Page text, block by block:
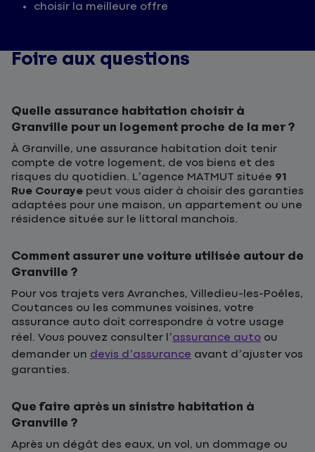
choisir la meilleure offre
Foire aux questions
Quelle assurance habitation choisir à
Granville pour un logement proche de la mer ?
À Granville, une assurance habitation doit tenir
compte de votre logement, de vos biens et des
risques du quotidien. L’agence MATMUT située 91
Rue Couraye peut vous aider à choisir des garanties
adaptées pour une maison, un appartement ou une
résidence située sur le littoral manchois.
Comment assurer une voiture utilisée autour de
Granville ?
Pour vos trajets vers Avranches, Villedieu-les-Poêles,
Coutances ou les communes voisines, votre
assurance auto doit correspondre à votre usage
réel. Vous pouvez consulter l’assurance auto ou
demander un devis d’assurance avant d’ajuster vos
garanties.
Que faire après un sinistre habitation à
Granville ?
Après un dégât des eaux, un vol, un dommage ou